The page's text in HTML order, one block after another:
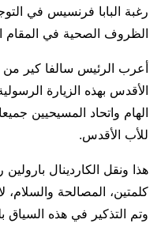
رغبة البابا فرنسيس في
الظروف الصحية في المقام
أعرب الرئيس سالفا كير من
الأقدس بهذه الزيارة
الهام واتحاد المسيحيين
للأب الأقدس.
هذا ونقل الكاردينال
كلمتين، المصالحة
وتم التذكير في هذه السياق